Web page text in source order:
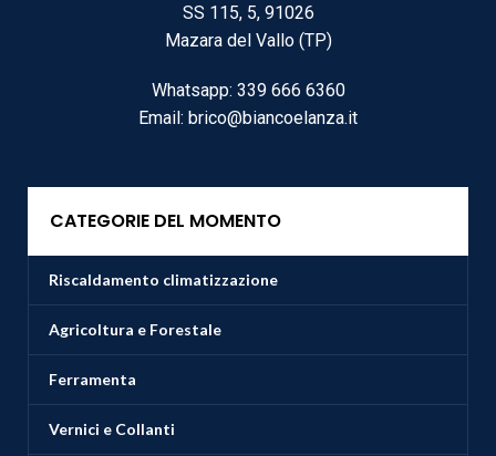
SS 115, 5, 91026
Mazara del Vallo (TP)
Whatsapp: 339 666 6360
Email: brico@biancoelanza.it
CATEGORIE DEL MOMENTO
Riscaldamento climatizzazione
Agricoltura e Forestale
Ferramenta
Vernici e Collanti